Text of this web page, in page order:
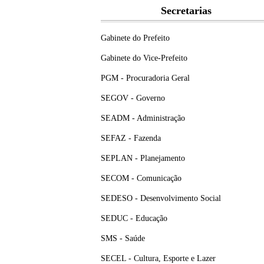
Secretarias
Gabinete do Prefeito
Gabinete do Vice-Prefeito
PGM - Procuradoria Geral
SEGOV - Governo
SEADM - Administração
SEFAZ - Fazenda
SEPLAN - Planejamento
SECOM - Comunicação
SEDESO - Desenvolvimento Social
SEDUC - Educação
SMS - Saúde
SECEL - Cultura, Esporte e Lazer